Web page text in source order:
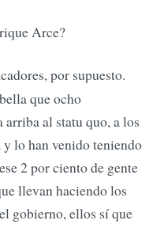
Arce?
por supuesto.
que ocho
arriba al statu quo, a los
lo han venido teniendo
2 por ciento de gente
llevan haciendo los
gobierno, ellos sí que